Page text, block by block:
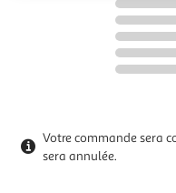
Votre commande sera
sera annulée.